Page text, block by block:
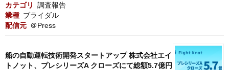
カテゴリ
調査報告
業種 ブライダル
配信元 ＠Press
船の自動運転技術開発スタートアップ 株式会社エイ
トノット、プレシリーズA クローズにて総額5.7億円